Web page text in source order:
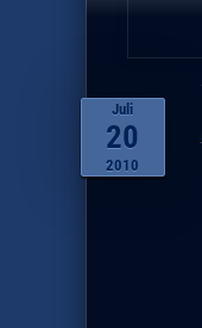
Juli
20
2010